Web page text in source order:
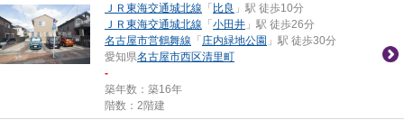
ＪＲ東海交通城北線 「 比良 」駅 徒歩10分
ＪＲ東海交通城北線 「 小田井 」駅 徒歩26分
名古屋市営鶴舞線 「 庄内緑地公園 」駅 徒歩30分
愛知県名古屋市西区清里町
-
築年数：築16年
階数：2階建